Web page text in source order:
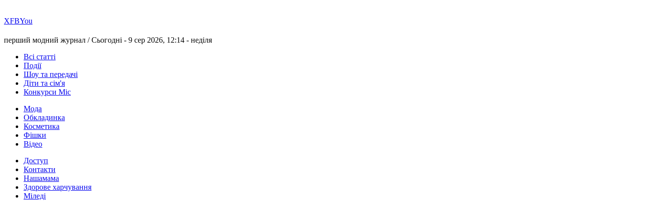
ХFBYou
перший модний журнал /Сьогодні - 9 сер 2026, 12:14 - неділя
Всі статті
Події
Шоу та передачі
Діти та сім'я
Конкурси Міс
Мода
Обкладинка
Косметика
Фішки
Відео
Доступ
Контакти
Нашамама
Здорове харчування
Міледі